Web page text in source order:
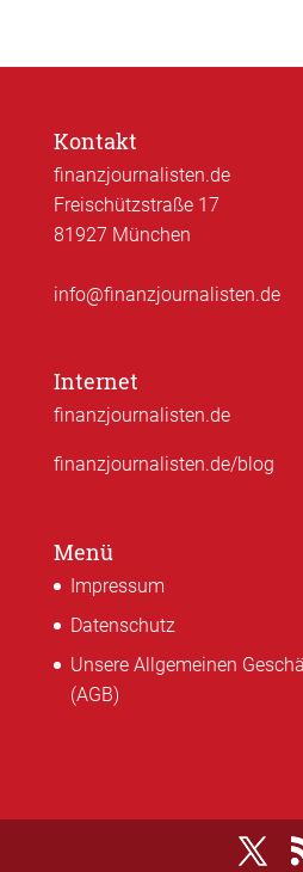
Kontakt
finanzjournalisten.de
Freischützstraße 17
81927 München
info@finanzjournalisten.de
Internet
finanzjournalisten.de
finanzjournalisten.de/blog
Menü
Impressum
Datenschutz
Unsere Allgemeinen
(AGB)